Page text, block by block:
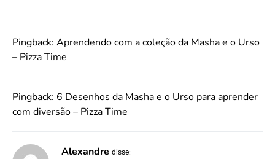
Pingback: Aprendendo com a coleção da Masha e o Urso
– Pizza Time
Pingback: 6 Desenhos da Masha e o Urso para aprender
com diversão – Pizza Time
Alexandre disse: